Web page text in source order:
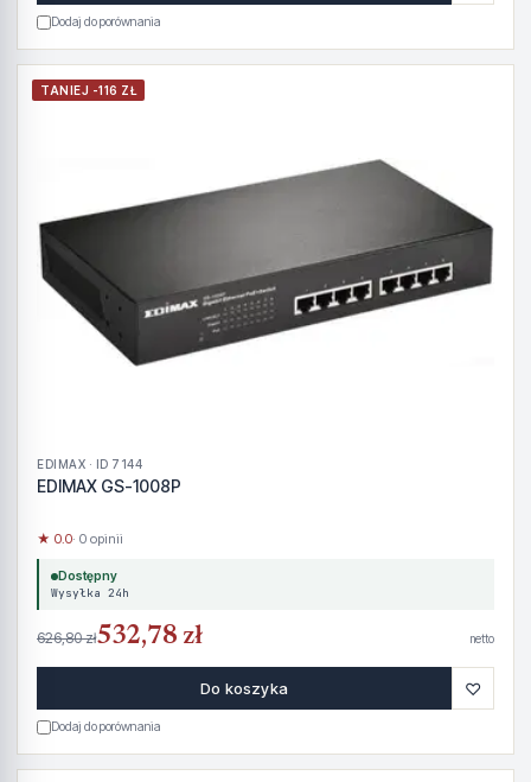
Dodaj do porównania
TANIEJ -116 ZŁ
EDIMAX · ID 7144
EDIMAX GS-1008P
★ 0.0· 0 opinii
Dostępny
Wysyłka 24h
626,80 zł532,78 zł netto
Do koszyka ♡
Dodaj do porównania